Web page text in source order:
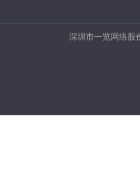
深圳市一览网络股